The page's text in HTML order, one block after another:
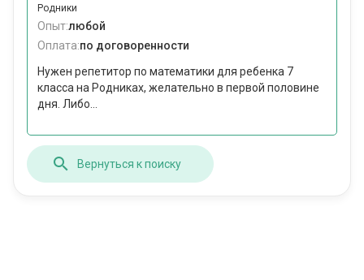
Родники
Опыт:любой
Оплата:по договоренности
Нужен репетитор по математики для ребенка 7
класса на Родниках, желательно в первой половине
дня. Либо...
Вернуться к поиску